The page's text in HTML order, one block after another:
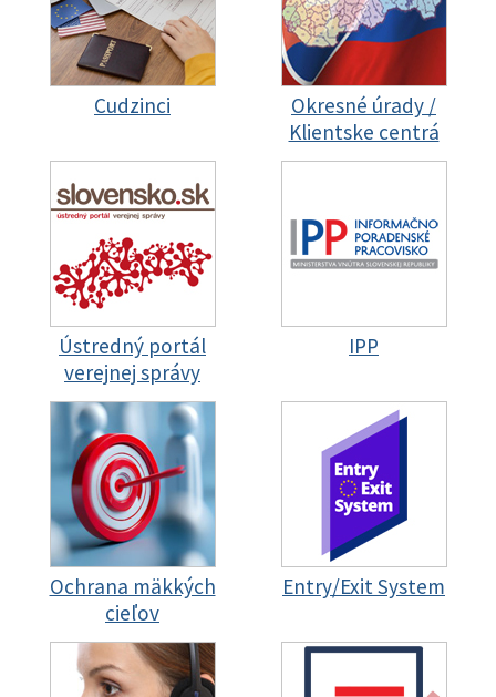
Cudzinci
Okresné úrady /
Klientske centrá
Ústredný portál
verejnej správy
IPP
Ochrana mäkkých
cieľov
Entry/Exit System